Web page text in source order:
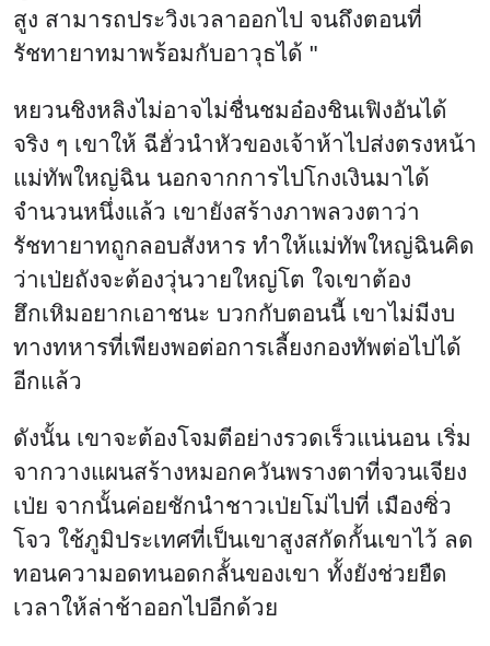
สูง สามารถประวิงเวลาออกไป จนถึงตอนที่
รัชทายาทมาพร้อมกับอาวุธได้ "
หยวนชิงหลิงไม่อาจไม่ชื่นชมอ๋องชินเฟิงอันได้
จริง ๆ เขาให้ ฉีฮั่วนำหัวของเจ้าห้าไปส่งตรงหน้า
แม่ทัพใหญ่ฉิน นอกจากการไปโกงเงินมาได้
จำนวนหนึ่งแล้ว เขายังสร้างภาพลวงตาว่า
รัชทายาทถูกลอบสังหาร ทำให้แม่ทัพใหญ่ฉินคิด
ว่าเป่ยถังจะต้องวุ่นวายใหญ่โต ใจเขาต้อง
ฮึกเหิมอยากเอาชนะ บวกกับตอนนี้ เขาไม่มีงบ
ทางทหารที่เพียงพอต่อการเลี้ยงกองทัพต่อไปได้
อีกแล้ว
ดังนั้น เขาจะต้องโจมตีอย่างรวดเร็วแน่นอน เริ่ม
จากวางแผนสร้างหมอกควันพรางตาที่จวนเจียง
เป่ย จากนั้นค่อยชักนำชาวเป่ยโม่ไปที่ เมืองซิ่ว
โจว ใช้ภูมิประเทศที่เป็นเขาสูงสกัดกั้นเขาไว้ ลด
ทอนความอดทนอดกลั้นของเขา ทั้งยังช่วยยืด
เวลาให้ล่าช้าออกไปอีกด้วย